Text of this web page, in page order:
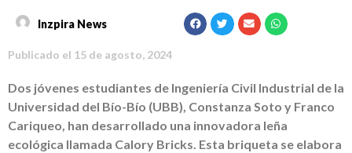
Inzpira News
Publicado el 15 de agosto, 2024
Dos jóvenes estudiantes de Ingeniería Civil Industrial de la
Universidad del Bío-Bío (UBB), Constanza Soto y Franco
Cariqueo, han desarrollado una innovadora leña
ecológica llamada Calory Bricks. Esta briqueta se elabora